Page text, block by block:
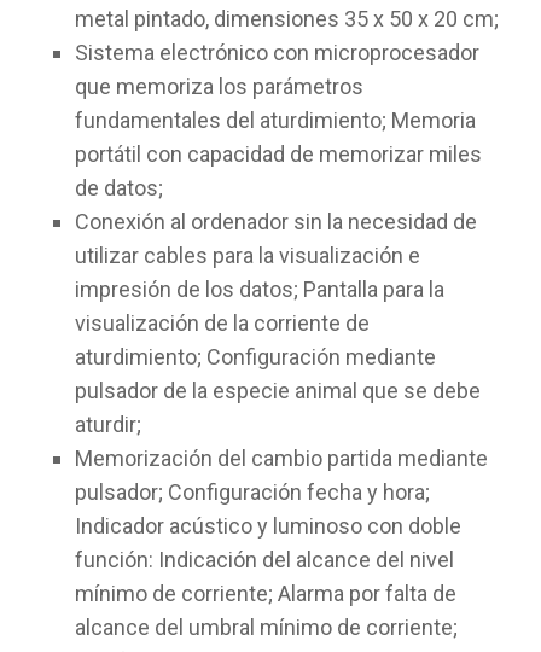
metal pintado, dimensiones 35 x 50 x 20 cm;
Sistema electrónico con microprocesador
que memoriza los parámetros
fundamentales del aturdimiento; Memoria
portátil con capacidad de memorizar miles
de datos;
Conexión al ordenador sin la necesidad de
utilizar cables para la visualización e
impresión de los datos; Pantalla para la
visualización de la corriente de
aturdimiento; Configuración mediante
pulsador de la especie animal que se debe
aturdir;
​Memorización del cambio partida mediante
pulsador; Configuración fecha y hora;
Indicador acústico y luminoso con doble
función: Indicación del alcance del nivel
mínimo de corriente; Alarma por falta de
alcance del umbral mínimo de corriente;